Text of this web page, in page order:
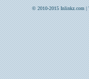
© 2010-2015 Inlinkz.com |